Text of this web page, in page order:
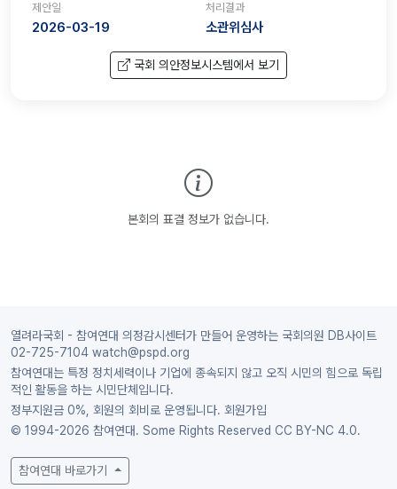
제안일
2026-03-19
처리결과
소관위심사
국회 의안정보시스템에서 보기
본회의 표결 정보가 없습니다.
열려라국회 - 참여연대 의정감시센터가 만들어 운영하는 국회의원 DB사이트
02-725-7104 watch@pspd.org
참여연대는 특정 정치세력이나 기업에 종속되지 않고 오직 시민의 힘으로 독립
적인 활동을 하는 시민단체입니다.
정부지원금 0%, 회원의 회비로 운영됩니다. 회원가입
© 1994-2026 참여연대. Some Rights Reserved CC BY-NC 4.0.
참여연대 바로가기